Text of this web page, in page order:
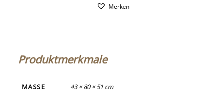
Merken
Produktmerkmale
MASSE 43 × 80 × 51 cm